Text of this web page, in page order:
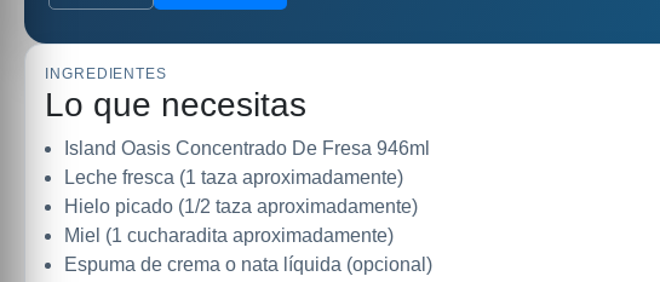
INGREDIENTES
Lo que necesitas
Island Oasis Concentrado De Fresa 946ml
Leche fresca (1 taza aproximadamente)
Hielo picado (1/2 taza aproximadamente)
Miel (1 cucharadita aproximadamente)
Espuma de crema o nata líquida (opcional)